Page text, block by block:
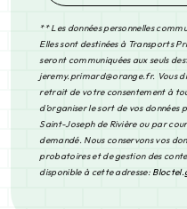
** Les données personnelles
Elles sont destinées à Transports
seront communiquées aux seuls
jeremy.primard@orange.fr. Vous
retrait de votre consentement à
d’organiser le sort de vos données
Saint-Joseph de Rivière ou par
demandé. Nous conservons vos
probatoires et de gestion des
disponible à cette adresse: